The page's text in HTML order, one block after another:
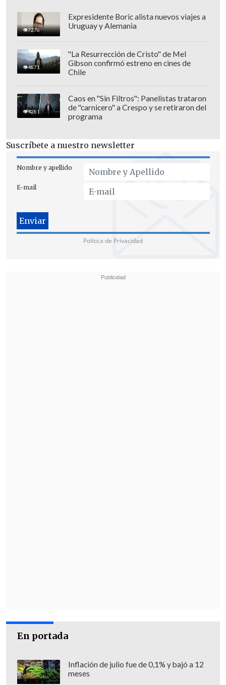
7276
Expresidente Boric alista nuevos viajes a
Uruguay y Alemania
4871
"La Resurrección de Cristo" de Mel
Gibson confirmó estreno en cines de
Chile
4281
Caos en "Sin Filtros": Panelistas trataron
de "carnicero" a Crespo y se retiraron del
programa
Suscríbete a nuestro newsletter
Nombre y apellido
E-mail
Política de Privacidad
En portada
Inflación de julio fue de 0,1% y bajó a 12
meses